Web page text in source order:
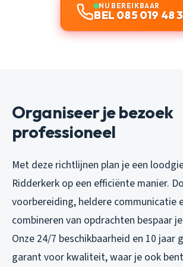
NU BEREIKBAAR
BEL 085 019 48
Organiseer je bezoek
professioneel
Met deze richtlijnen plan je een
Ridderkerk op een efficiënte manier.
voorbereiding, heldere communicatie
combineren van opdrachten bespaar
Onze 24/7 beschikbaarheid en 10 jaar
garant voor kwaliteit, waar je ook